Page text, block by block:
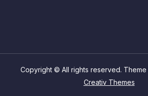
Copyright © All rights reserved.
Creativ Themes